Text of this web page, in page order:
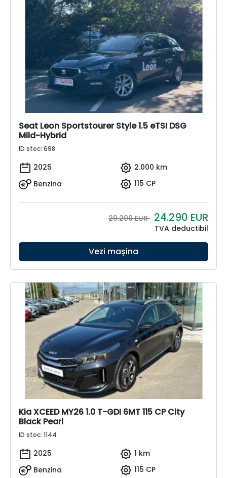
Seat Leon Sportstourer Style 1.5 eTSI DSG
Mild-Hybrid
ID stoc: 698
2025
2.000 km
Benzina
115 CP
29.200 EUR 24.290 EUR
TVA deductibil
Vezi mașina
Kia XCEED MY26 1.0 T-GDI 6MT 115 CP City
Black Pearl
ID stoc: 1144
2025
1 km
Benzina
115 CP